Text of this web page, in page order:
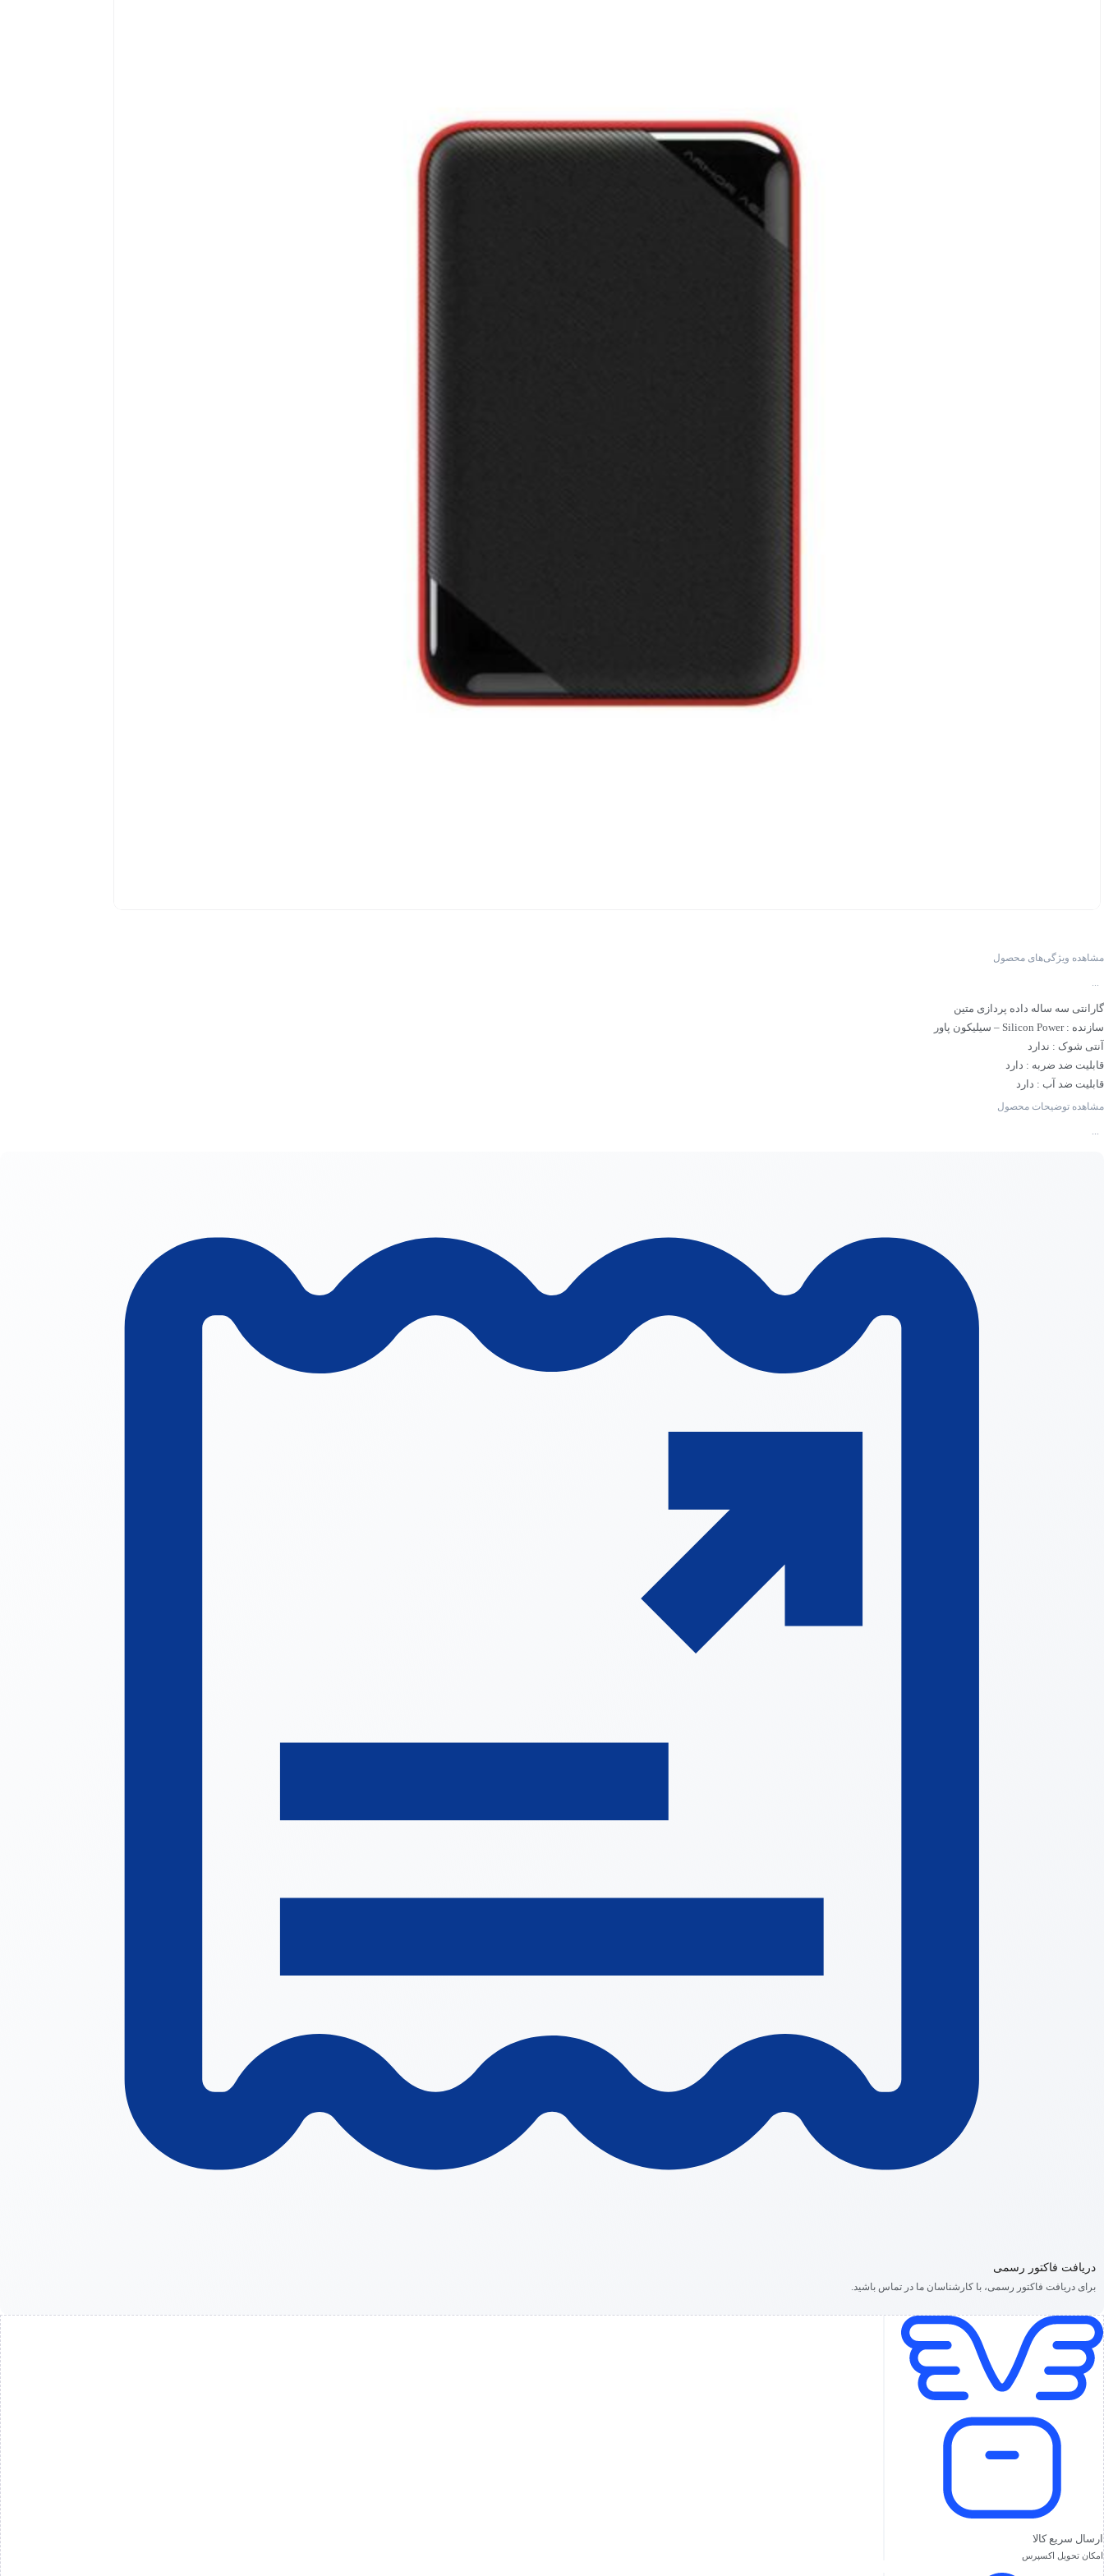
مشاهده ویژگی‌های محصول
...
گارانتی سه ساله داده پردازی متین
سازنده : Silicon Power – سیلیکون پاور
آنتی شوک : ندارد
قابلیت ضد ضربه : دارد
قابلیت ضد آب : دارد
قابلیت بکاپ گیری : دارد
مشاهده توضیحات محصول
...
دریافت فاکتور رسمی
برای دریافت فاکتور رسمی، با کارشناسان ما در تماس باشید.
ارسال سریع کالا
امکان تحویل اکسپرس